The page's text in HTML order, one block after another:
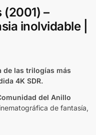
(2001) –
inolvidable |
de las trilogías más
4K SDR.
del Anillo
de fantasía,